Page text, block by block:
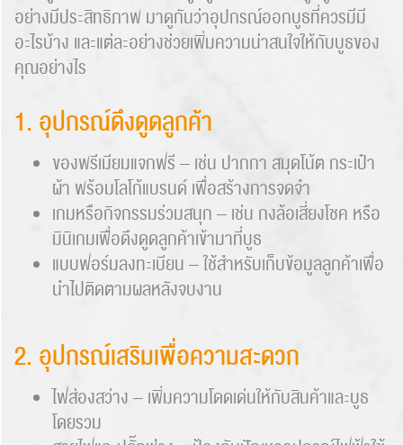
Search
for:
อย่างมีประสิทธิภาพ มาดูกันว่าอุปกรณ์ออกบูธที่ควรมีมี
อะไรบ้าง และแต่ละอย่างช่วยเพิ่มความน่าสนใจให้กับบูธของ
คุณอย่างไร
1. อุปกรณ์ดึงดูดลูกค้า
ของพรีเมียมแจกฟรี – เช่น ปากกา สมุดโน้ต กระเป๋า
ผ้า พร้อมโลโก้แบรนด์ เพื่อสร้างการจดจำ
เกมหรือกิจกรรมร่วมสนุก – เช่น กงล้อเสี่ยงโชค หรือ
มินิเกมเพื่อดึงดูดลูกค้าเข้ามาที่บูธ
แบบฟอร์มลงทะเบียน – ใช้สำหรับเก็บข้อมูลลูกค้าเพื่อ
นำไปติดตามผลหลังจบงาน
2. อุปกรณ์เสริมเพื่อความสะดวก
ไฟส่องสว่าง – เพิ่มความโดดเด่นให้กับสินค้าและบูธ
โดยรวม